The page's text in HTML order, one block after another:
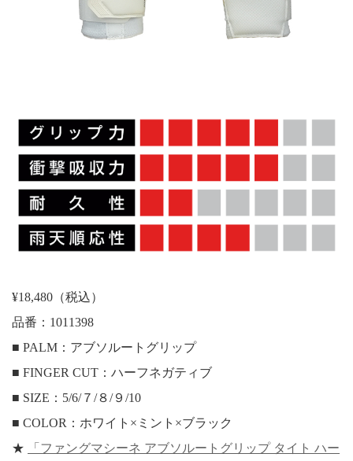
¥18,480（税込）
品番：1011398
■ PALM：アブソルートグリップ
■ FINGER CUT：ハーフネガティブ
■ SIZE：5/6/７/８/９/10
■ COLOR：ホワイト×ミント×ブラック
★
「ファングマシーネ アブソルートグリップ タイト ハー